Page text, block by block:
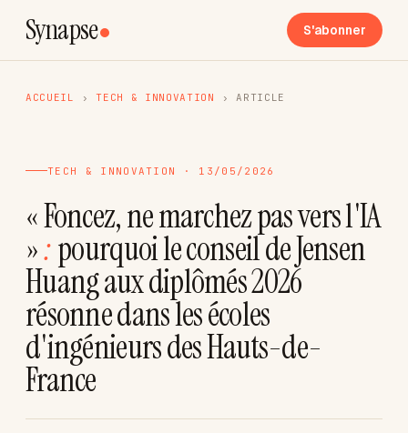
Synapse S'abonner
ACCUEIL › TECH & INNOVATION › ARTICLE
TECH & INNOVATION · 13/05/2026
« Foncez, ne marchez pas vers l'IA
»:pourquoi le conseil de Jensen
Huang aux diplômés 2026
résonne dans les écoles
d'ingénieurs des Hauts-de-
France